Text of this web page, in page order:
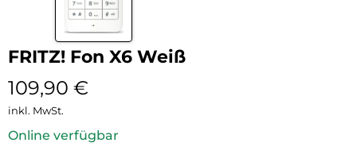
FRITZ! Fon X6 Weiß
109,90 €
inkl. MwSt.
Online verfügbar